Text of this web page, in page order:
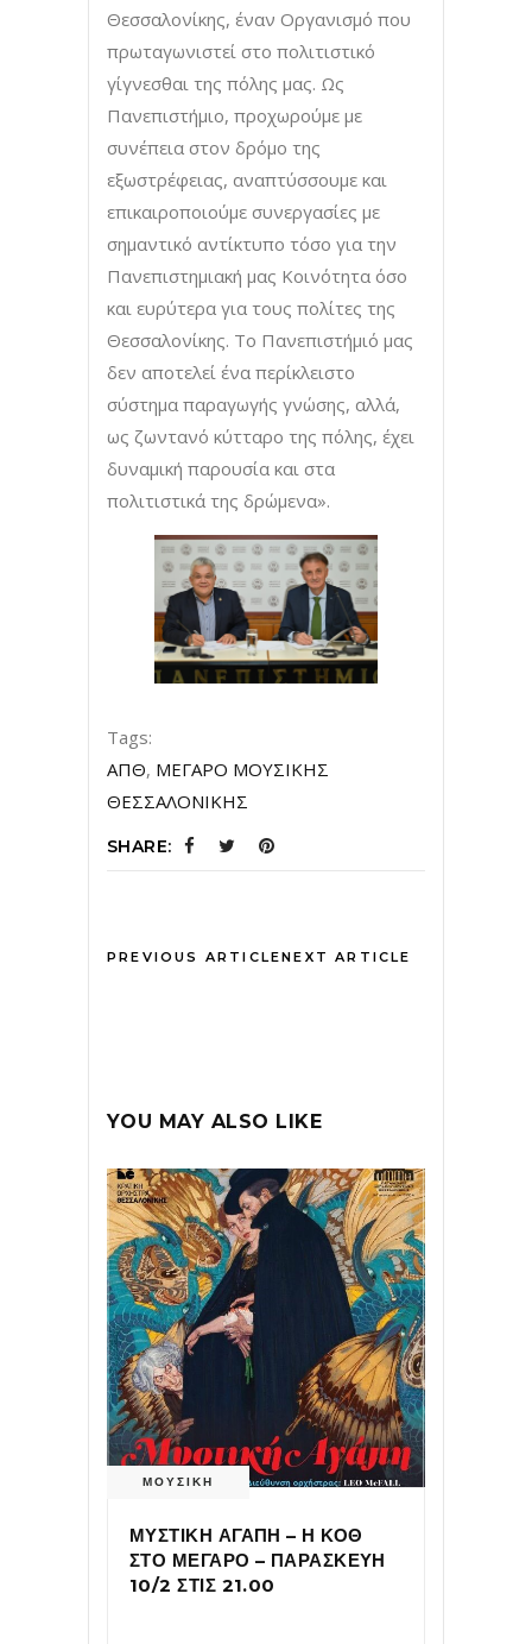
Θεσσαλονίκης, έναν Οργανισμό που
πρωταγωνιστεί στο πολιτιστικό
γίγνεσθαι της πόλης μας. Ως
Πανεπιστήμιο, προχωρούμε με
συνέπεια στον δρόμο της
εξωστρέφειας, αναπτύσσουμε και
επικαιροποιούμε συνεργασίες με
σημαντικό αντίκτυπο τόσο για την
Πανεπιστημιακή μας Κοινότητα όσο
και ευρύτερα για τους πολίτες της
Θεσσαλονίκης. Το Πανεπιστήμιό μας
δεν αποτελεί ένα περίκλειστο
σύστημα παραγωγής γνώσης, αλλά,
ως ζωντανό κύτταρο της πόλης, έχει
δυναμική παρουσία και στα
πολιτιστικά της δρώμενα».
Tags:
ΑΠΘ, ΜΕΓΑΡΟ ΜΟΥΣΙΚΗΣ
ΘΕΣΣΑΛΟΝΙΚΗΣ
SHARE:
PREVIOUS ARTICLENEXT ARTICLE
YOU MAY ALSO LIKE
ΜΟΥΣΙΚΗ
ΜΥΣΤΙΚΗ ΑΓΑΠΗ – Η ΚΟΘ
ΣΤΟ ΜΕΓΑΡΟ – ΠΑΡΑΣΚΕΥΗ
10/2 ΣΤΙΣ 21.00